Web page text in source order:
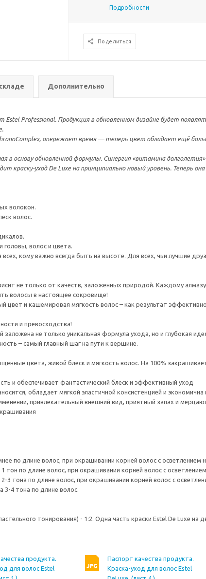
Подробности
Поделиться
Дополнительно
Estel Professional. Продукция в обновленном дизайне будет
опережает время — теперь цвет обладает ещё
в основу обновлённой формулы. Синергия «витамина
краску-уход De Luxe на принципиально новый уровень. Теперь
волокон.
волос.
головы, волос и цвета.
кому важно всегда быть на высоте. Для всех, чьи лучшие
не только от качеств, заложенных природой. Каждому
волосы в настоящее сокровище!
цвет и кашемировая мягкость волос – как результат
и превосходства!
заложена не только уникальная формула ухода, но и глубокая
– самый главный шаг на пути к вершине.
цвета, живой блеск и мягкость волос. На 100%
и обеспечивает фантастический блеск и эффективный уход
обладает мягкой эластичной консистенцией и экономична
привлекательный внешний вид, приятный запах и
по длине волос, при окрашивании корней волос с осветлением
тон по длине волос, при окрашивании корней волос с
3 тона по длине волос, при окрашивании корней волос с
3-4 тона по длине волос.
тонирования) - 1:2. Одна часть краски Estel De Luxe
продукта.
для волос Estel
Паспорт качества продукта.
Краска-уход для волос Estel